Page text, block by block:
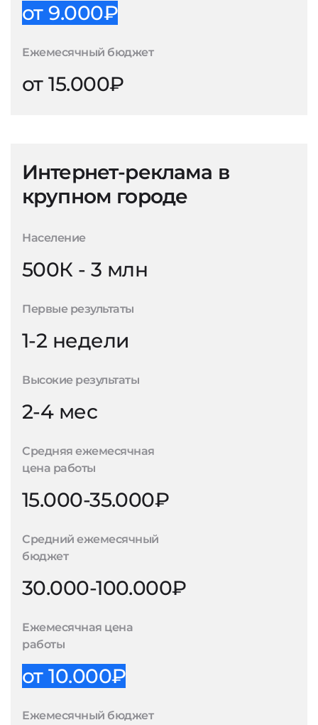
от 9.000₽
Ежемесячный бюджет
от 15.000₽
Интернет-реклама в
крупном городе
Население
500К - 3 млн
Первые результаты
1-2 недели
Высокие результаты
2-4 мес
Средняя ежемесячная
цена работы
15.000-35.000₽
Средний ежемесячный
бюджет
30.000-100.000₽
Ежемесячная цена
работы
от 10.000₽
Ежемесячный бюджет